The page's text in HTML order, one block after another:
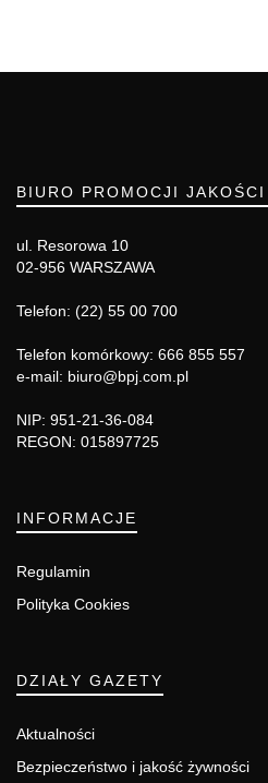
BIURO PROMOCJI JAKOŚCI
ul. Resorowa 10
02-956 WARSZAWA
Telefon: (22) 55 00 700
Telefon komórkowy: 666 855 557
e-mail: biuro@bpj.com.pl
NIP: 951-21-36-084
REGON: 015897725
INFORMACJE
Regulamin
Polityka Cookies
DZIAŁY GAZETY
Aktualności
Bezpieczeństwo i jakość żywności